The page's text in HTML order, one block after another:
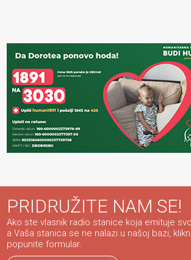
PRIDRUŽITE NAM SE!
Ako ste vlasnik radio stanice koja emituje
a Vaša stanica se ne nalazi u našoj bazi,
popunite formular.